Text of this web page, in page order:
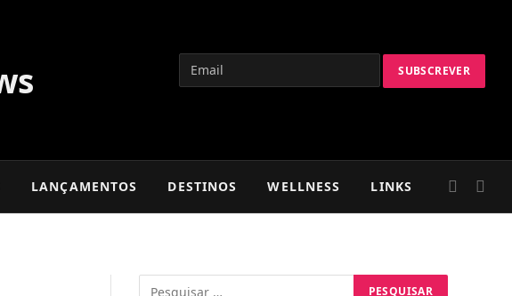
LANÇAMENTOS DESTINOS WELLNESS LINKS